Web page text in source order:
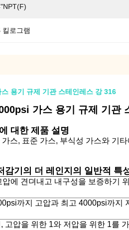
킬로그램
용기 규제 기관 스테인레스 강 316
가스 용기 규제 기관
대한 제품 설명
스, 표준 가스, 부식성 가스와 기
기의 더 레인지의 일반적 특
에 견뎌내고 내구성을 보증하기
까지 고압과 최고 4000psi까지
고압을 위한 1와 저압을 위한 1를